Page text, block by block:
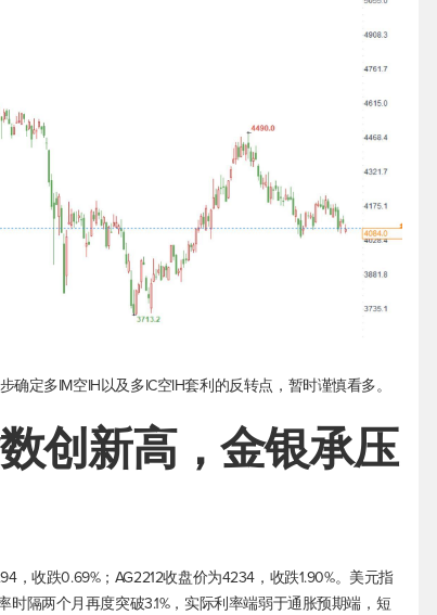
定多IM空IH以及多IC空IH套利的反转点，暂时谨慎看多。
创新高，金银承压
，收跌0.69%；AG2212收盘价为4234，收跌1.90%。 美元指
隔两个月再度突破3.1%，实际利率端弱于通胀预期端，短